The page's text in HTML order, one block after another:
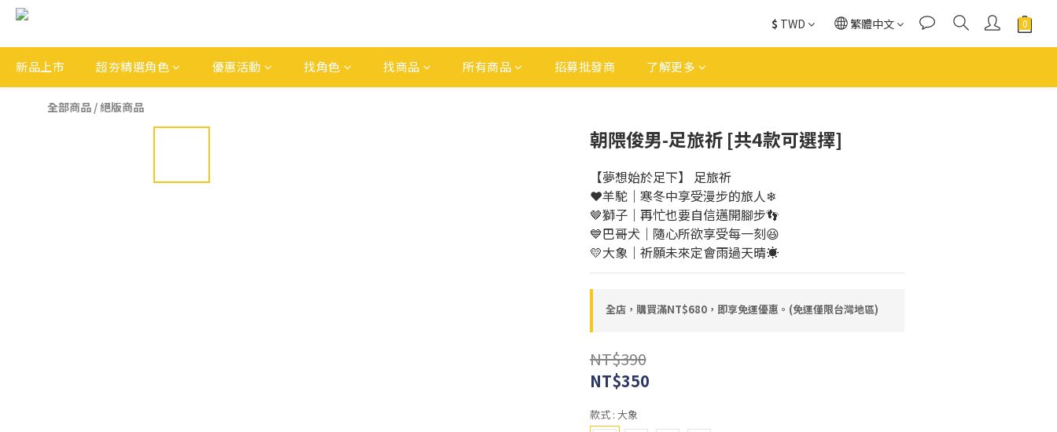
$ TWD 繁體中文
新品上市 超夯精選角色 優惠活動 找角色 找商品 所有商品 招募批發商 了解更多
全部商品 /絕版商品
朝隈俊男-足旅祈 [共4款可選擇]
【夢想始於足下】 足旅祈
❤️羊駝｜寒冬中享受漫步的旅人❄
🤎獅子｜再忙也要自信邁開腳步👣
💙巴哥犬｜隨心所欲享受每一刻😆
💛大象｜祈願未來定會雨過天晴☀
全店，購買滿NT$680，即享免運優惠。(免運僅限台灣地區)
NT$390
NT$350
款式 : 大象